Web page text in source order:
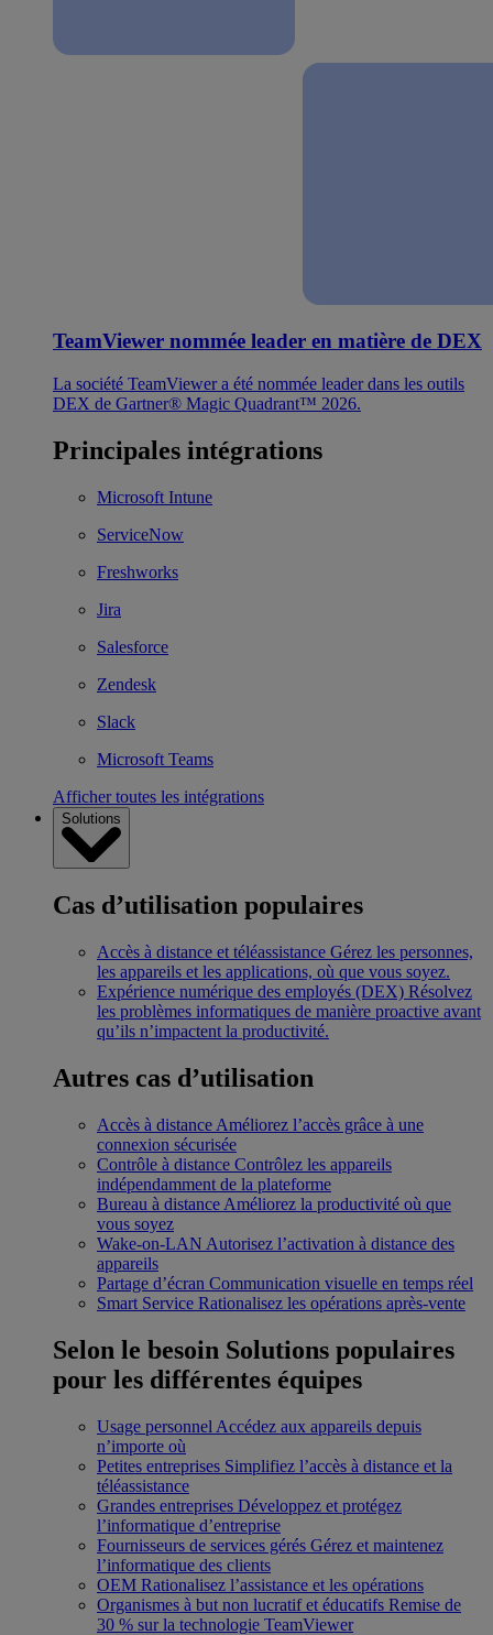
TeamViewer nommée leader en matière de DEX
La société TeamViewer a été nommée leader dans les outils
DEX de Gartner® Magic Quadrant™ 2026.
Principales intégrations
Microsoft Intune
ServiceNow
Freshworks
Jira
Salesforce
Zendesk
Slack
Microsoft Teams
Afficher toutes les intégrations
Solutions
Cas d’utilisation populaires
Accès à distance et téléassistance Gérez les personnes,
les appareils et les applications, où que vous soyez.
Expérience numérique des employés (DEX) Résolvez
les problèmes informatiques de manière proactive avant
qu’ils n’impactent la productivité.
Autres cas d’utilisation
Accès à distance Améliorez l’accès grâce à une
connexion sécurisée
Contrôle à distance Contrôlez les appareils
indépendamment de la plateforme
Bureau à distance Améliorez la productivité où que
vous soyez
Wake-on-LAN Autorisez l’activation à distance des
appareils
Partage d’écran Communication visuelle en temps réel
Smart Service Rationalisez les opérations après-vente
Selon le besoin Solutions populaires
pour les différentes équipes
Usage personnel Accédez aux appareils depuis
n’importe où
Petites entreprises Simplifiez l’accès à distance et la
téléassistance
Grandes entreprises Développez et protégez
l’informatique d’entreprise
Fournisseurs de services gérés Gérez et maintenez
l’informatique des clients
OEM Rationalisez l’assistance et les opérations
Organismes à but non lucratif et éducatifs Remise de
30 % sur la technologie TeamViewer